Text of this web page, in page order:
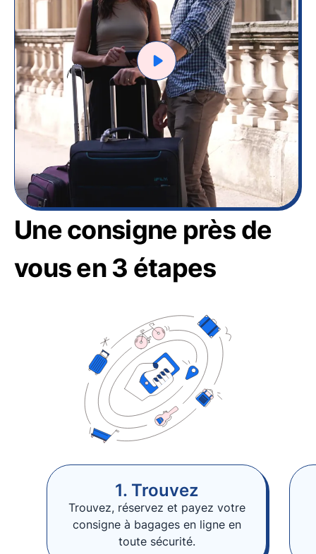
Une consigne près de
vous en 3 étapes
1. Trouvez
Trouvez, réservez et payez votre
consigne à bagages en ligne en
toute sécurité.